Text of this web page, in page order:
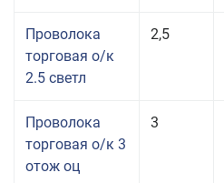
Проволока
торговая о/к
2.5 светл
2,5
Проволока
торговая о/к 3
отож оц
3